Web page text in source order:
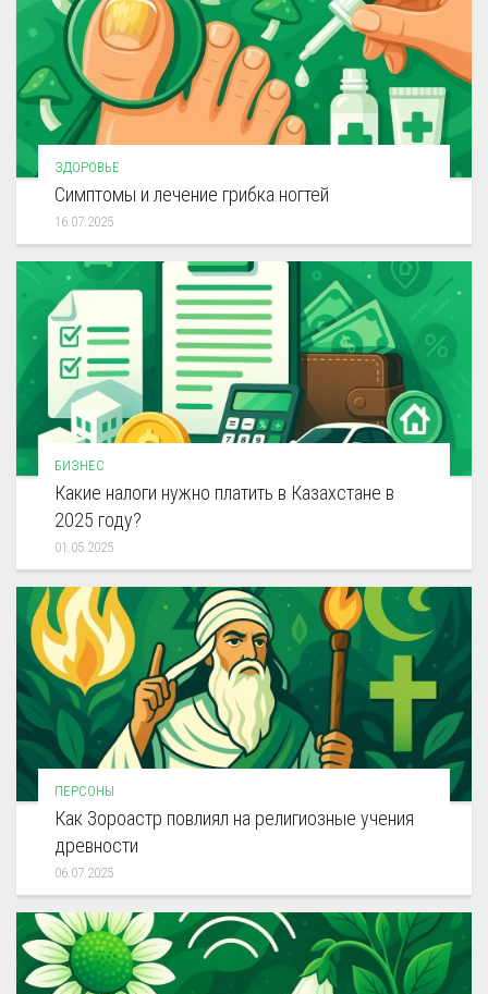
ЗДОРОВЬЕ
Симптомы и лечение грибка ногтей
16.07.2025
БИЗНЕС
Какие налоги нужно платить в Казахстане в
2025 году?
01.05.2025
ПЕРСОНЫ
Как Зороастр повлиял на религиозные учения
древности
06.07.2025